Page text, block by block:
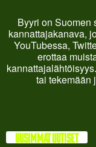
Byyri on Suomen
kannattajakanava,
YouTubessa,
erottaa
tai tekemään
UUSIMMAT UUTISET